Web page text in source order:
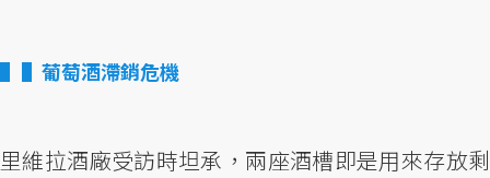
▌葡萄酒滯銷危機
里維拉酒廠受訪時坦承，兩座酒槽即是用來存放剩